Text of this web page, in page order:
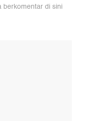
di sini